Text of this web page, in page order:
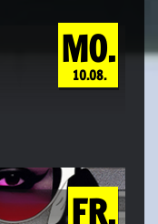
MO.
10.08.
FR.